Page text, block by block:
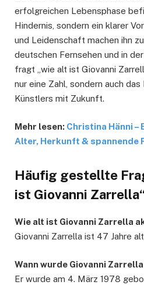
erfolgreichen Lebensphase
Hindernis, sondern ein klarer
und Leidenschaft machen ihn
deutschen Fernsehen und in
fragt „wie alt ist Giovanni
nur eine Zahl, sondern auch
Künstlers mit Zukunft.
Mehr lesen: Christina Hänni
Alter, Herkunft & spannende
Häufig gestellte
ist Giovanni
Wie alt ist Giovanni Zarrella
Giovanni Zarrella ist 47 Jahre
Wann wurde Giovanni
Er wurde am 4. März 1978